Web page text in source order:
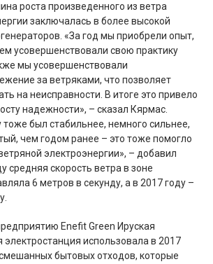
роста произведенного из ветра
заключалась в более высокой
«За год мы приобрели опыт,
усовершенствовали свою практику
мы усовершенствовали
за ветряками, что позволяет
на неисправности. В итоге это привело
надежности», – сказал Кярмас.
тоже был стабильнее, немного сильнее,
чем годом ранее – это тоже помогло
электроэнергии», – добавил
средняя скорость ветра в зоне
6 метров в секунду, а в 2017 году –
Enefit Green Ируская
использовала в 2017
бытовых отходов, которые